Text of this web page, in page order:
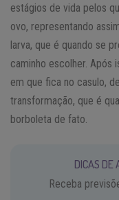
estágios de vida pelos
ovo, representando
larva, que é quando se
caminho escolher. Após
em que fica no casulo,
transformação, que é
borboleta de fato.
DICAS DE
Receba